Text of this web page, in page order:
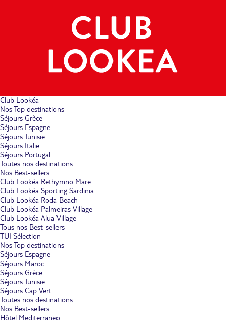
Club Lookéa
Nos Top destinations
Séjours Grèce
Séjours Espagne
Séjours Tunisie
Séjours Italie
Séjours Portugal
Toutes nos destinations
Nos Best-sellers
Club Lookéa Rethymno Mare
Club Lookéa Sporting Sardinia
Club Lookéa Roda Beach
Club Lookéa Palmeiras Village
Club Lookéa Alua Village
Tous nos Best-sellers
TUI Sélection
Nos Top destinations
Séjours Espagne
Séjours Maroc
Séjours Grèce
Séjours Tunisie
Séjours Cap Vert
Toutes nos destinations
Nos Best-sellers
Hôtel Mediterraneo